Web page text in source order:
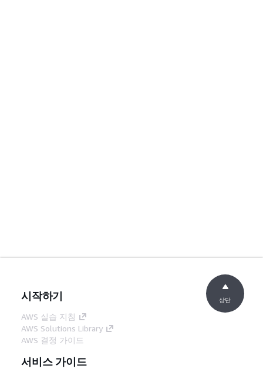
시작하기
AWS 실습 지침
AWS Solutions Library
AWS 결정 가이드
서비스 가이드
상단